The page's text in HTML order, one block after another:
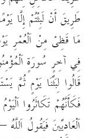
طَرِيقَ أَنْ لَبِثْتُمْ إِلَّا
مَا قَظِىْ مِنْ اَلْعُمْرِ
فِي آخِرٍ سُورَةٍ
قَالُوا لِبَثِّنَا يَوْمٍ ثُمَّ
فَكَأَنَّهُمْ تَكَاثَرُوا
اَلْعَادِيِّينَ فَيَقُولُ